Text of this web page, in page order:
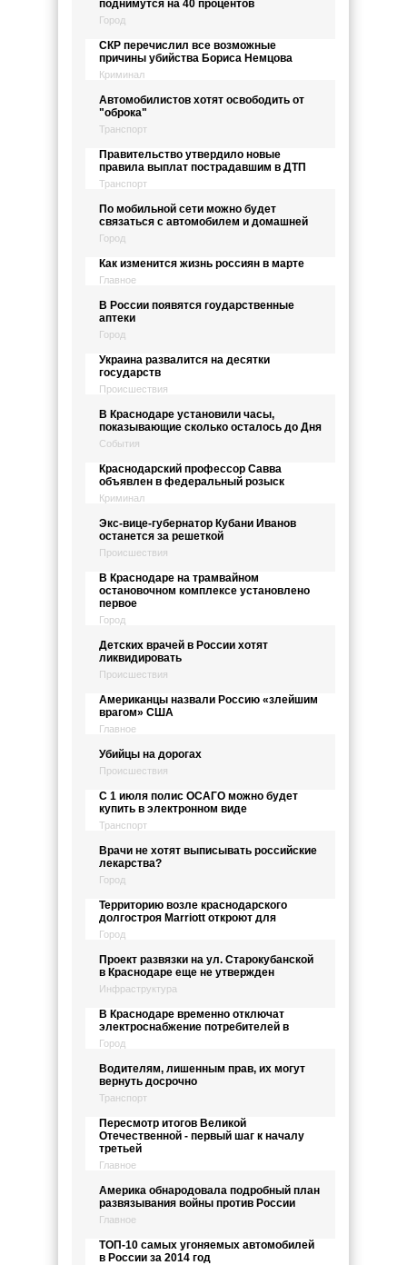
поднимутся на 40 процентов
Город
СКР перечислил все возможные
причины убийства Бориса Немцова
Криминал
Автомобилистов хотят освободить от
"оброка"
Транспорт
Правительство утвердило новые
правила выплат пострадавшим в ДТП
Транспорт
По мобильной сети можно будет
связаться с автомобилем и домашней
Город
Как изменится жизнь россиян в марте
Главное
В России появятся гоударственные
аптеки
Город
Украина развалится на десятки
государств
Происшествия
В Краснодаре установили часы,
показывающие сколько осталось до Дня
События
Краснодарский профессор Савва
объявлен в федеральный розыск
Криминал
Экс-вице-губернатор Кубани Иванов
останется за решеткой
Происшествия
В Краснодаре на трамвайном
остановочном комплексе установлено
первое
Город
Детских врачей в России хотят
ликвидировать
Происшествия
Американцы назвали Россию «злейшим
врагом» США
Главное
Убийцы на дорогах
Происшествия
С 1 июля полис ОСАГО можно будет
купить в электронном виде
Транспорт
Врачи не хотят выписывать российские
лекарства?
Город
Территорию возле краснодарского
долгостроя Marriott откроют для
Город
Проект развязки на ул. Старокубанской
в Краснодаре еще не утвержден
Инфраструктура
В Краснодаре временно отключат
электроснабжение потребителей в
Город
Водителям, лишенным прав, их могут
вернуть досрочно
Транспорт
Пересмотр итогов Великой
Отечественной - первый шаг к началу
третьей
Главное
Америка обнародовала подробный план
развязывания войны против России
Главное
ТОП-10 самых угоняемых автомобилей
в России за 2014 год